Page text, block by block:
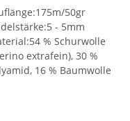
50gr
- 5mm
% Schurwolle
extrafein), 30 %
16 % Baumwolle